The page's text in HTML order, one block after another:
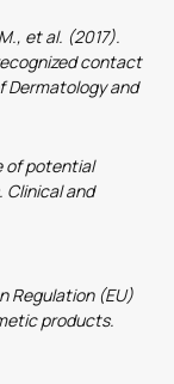
et al. (2017).
contact
Dermatology and
of potential
and
Regulation (EU)
products.